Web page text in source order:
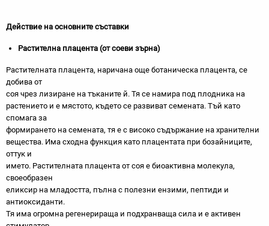
Действие на основните съставки
Растителна плацента (от соеви зърна)
Растителната плацента, наричана още ботаническа плацента, се
добива от
соя чрез лизиране на тъканите й. Тя се намира под плодника на
растението и е мястото, където се развиват семената. Тъй като
спомага за
формирането на семената, тя е с високо съдържание на хранителни
вещества. Има сходна функция като плацентата при бозайниците,
оттук и
името. Растителната плацента от соя е биоактивна молекула,
своеобразен
еликсир на младостта, пълна с полезни ензими, пептиди и
антиоксиданти.
Тя има огромна регенерираща и подхранваща сила и е активен